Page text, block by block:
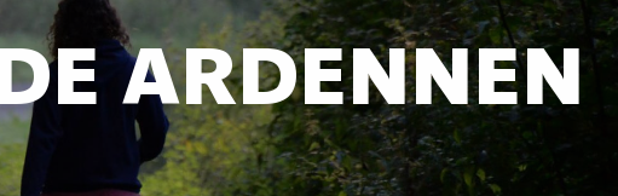
ARDENNEN